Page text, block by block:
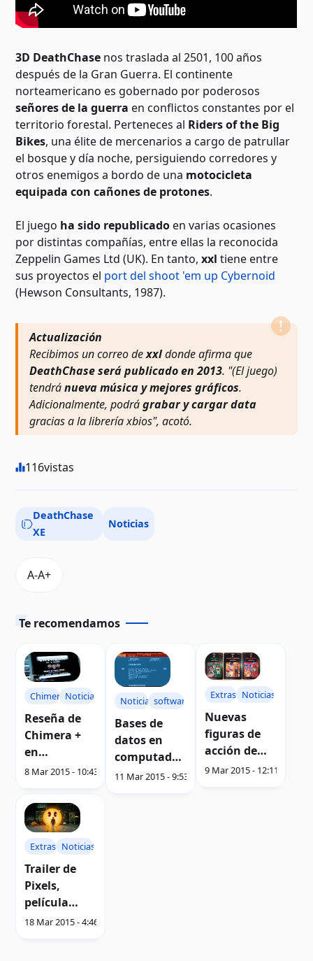
3D DeathChase nos traslada al 2501, 100 años
después de la Gran Guerra. El continente
norteamericano es gobernado por poderosos
señores de la guerra en conflictos constantes por el
territorio forestal. Perteneces al Riders of the Big
Bikes, una élite de mercenarios a cargo de patrullar
el bosque y día noche, persiguiendo corredores y
otros enemigos a bordo de una motocicleta
equipada con cañones de protones.
El juego ha sido republicadoen varias ocasiones
por distintas compañías, entre ellas la reconocida
Zeppelin Games Ltd (UK). En tanto,xxltiene entre
sus proyectos el port del shoot 'em up Cybernoid
(Hewson Consultants, 1987).
Actualización
Recibimos un correo dexxldonde afirma que
DeathChase será publicado en 2013. "(El juego)
tendránueva música y mejores gráficos.
Adicionalmente, podrágrabar y cargar data
gracias a la librería xbios", acotó.
116vistas
DeathChase
XE
Noticias
Te recomendamos
Chimera Noticias
Reseña de
Chimera +
en
ChinnyVisio
8 Mar 2015 - 10:43 PM
Noticiassoftware
Bases de
datos en
computador
as Atari con
11 Mar 2015 - 9:53 PM
Extras Noticias
Nuevas
figuras de
acción de
personajes
9 Mar 2015 - 12:11 AM
Extras Noticias
Trailer de
Pixels,
película
inspirada en
18 Mar 2015 - 4:46 AM